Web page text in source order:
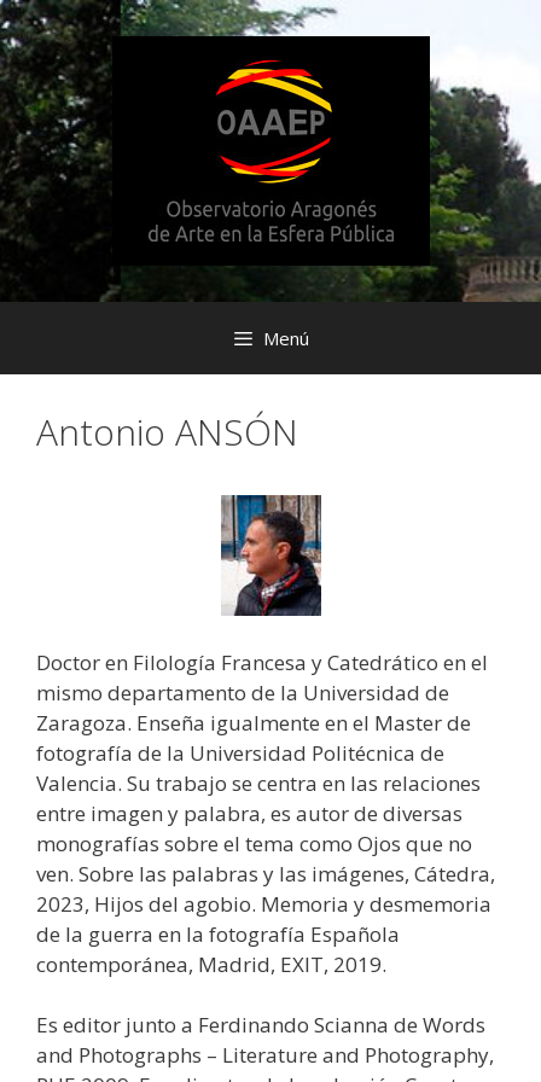
Saltar
al
contenido
Menú
Antonio ANSÓN
Doctor en Filología Francesa y Catedrático en el
mismo departamento de la Universidad de
Zaragoza. Enseña igualmente en el Master de
fotografía de la Universidad Politécnica de
Valencia. Su trabajo se centra en las relaciones
entre imagen y palabra, es autor de diversas
monografías sobre el tema como Ojos que no
ven. Sobre las palabras y las imágenes, Cátedra,
2023, Hijos del agobio. Memoria y desmemoria
de la guerra en la fotografía Española
contemporánea, Madrid, EXIT, 2019.
Es editor junto a Ferdinando Scianna de Words
and Photographs – Literature and Photography,